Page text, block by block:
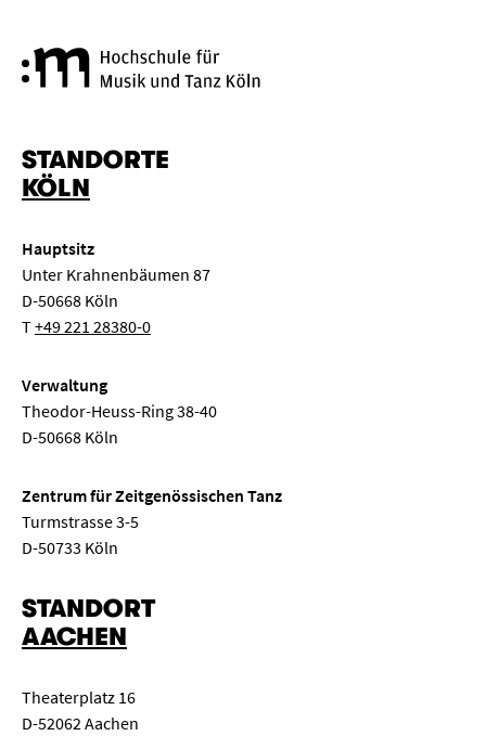
STANDORTE
KÖLN
Hauptsitz
Unter Krahnenbäumen 87
D-50668 Köln
T+49 221 28380-0
Verwaltung
Theodor-Heuss-Ring 38-40
D-50668 Köln
Zentrum für Zeitgenössischen Tanz
Turmstrasse 3-5
D-50733 Köln
STANDORT
AACHEN
Theaterplatz 16
D-52062 Aachen